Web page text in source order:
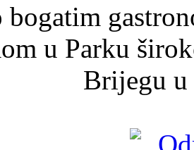
u Parku
Brijegu u